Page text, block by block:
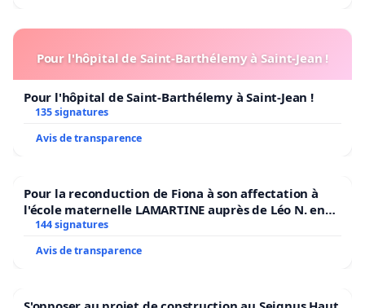
Pour l'hôpital de Saint-Barthélemy à Saint-Jean !
Pour l'hôpital de Saint-Barthélemy à Saint-Jean !
135 signatures
Avis de transparence
Pour la reconduction de Fiona à son affectation à
l'école maternelle LAMARTINE auprès de Léo N. en
2026/2027
144 signatures
Avis de transparence